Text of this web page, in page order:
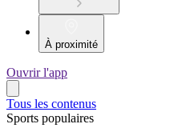
À proximité
Ouvrir l'app
Tous les contenus
Sports populaires